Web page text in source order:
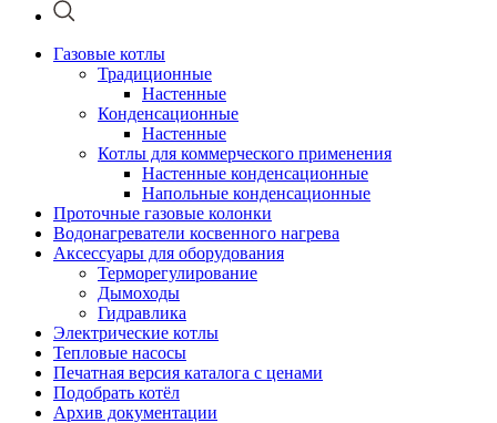
Газовые котлы
Традиционные
Настенные
Конденсационные
Настенные
Котлы для коммерческого применения
Настенные конденсационные
Напольные конденсационные
Проточные газовые колонки
Водонагреватели косвенного нагрева
Аксессуары для оборудования
Терморегулирование
Дымоходы
Гидравлика
Электрические котлы
Тепловые насосы
Печатная версия каталога с ценами
Подобрать котёл
Архив документации